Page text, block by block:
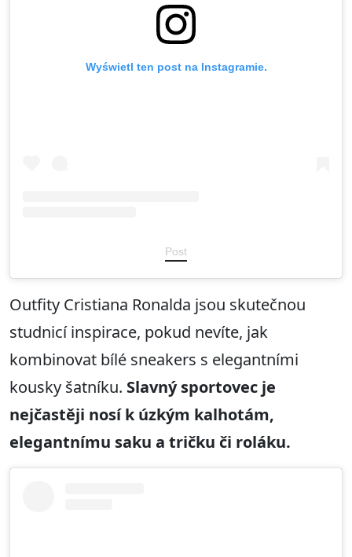
Wyświetl ten post na Instagramie.
Post
Outfity Cristiana Ronalda jsou skutečnou
studnicí inspirace, pokud nevíte, jak
kombinovat bílé sneakers s elegantními
kousky šatníku. Slavný sportovec je
nejčastěji nosí k úzkým kalhotám,
elegantnímu saku a tričku či roláku.